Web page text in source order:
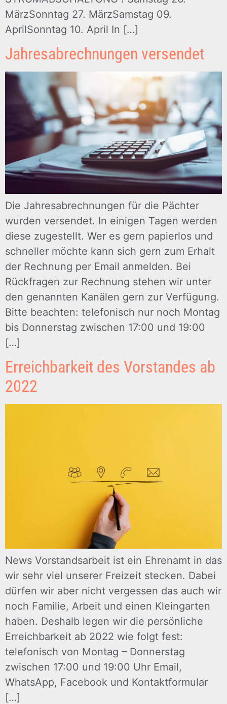
MärzSonntag 27. MärzSamstag 09.
AprilSonntag 10. April In […]
Jahresabrechnungen versendet
Die Jahresabrechnungen für die Pächter
wurden versendet. In einigen Tagen werden
diese zugestellt. Wer es gern papierlos und
schneller möchte kann sich gern zum Erhalt
der Rechnung per Email anmelden. Bei
Rückfragen zur Rechnung stehen wir unter
den genannten Kanälen gern zur Verfügung.
Bitte beachten: telefonisch nur noch Montag
bis Donnerstag zwischen 17:00 und 19:00
[…]
Erreichbarkeit des Vorstandes ab
2022
News Vorstandsarbeit ist ein Ehrenamt in das
wir sehr viel unserer Freizeit stecken. Dabei
dürfen wir aber nicht vergessen das auch wir
noch Familie, Arbeit und einen Kleingarten
haben. Deshalb legen wir die persönliche
Erreichbarkeit ab 2022 wie folgt fest:
telefonisch von Montag – Donnerstag
zwischen 17:00 und 19:00 Uhr Email,
WhatsApp, Facebook und Kontaktformular
[…]